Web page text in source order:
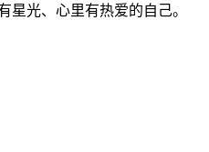
光、心里有热爱的自己。